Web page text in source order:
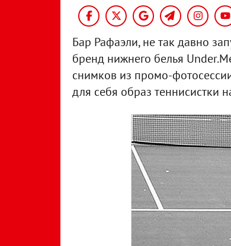
Бар Рафаэли, не так давно
бренд нижнего белья
снимков из промо-
для себя образ теннисистки